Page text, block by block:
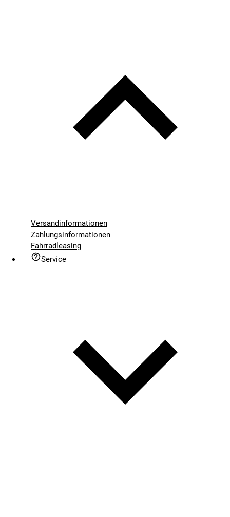
Versandinformationen
Zahlungsinformationen
Fahrradleasing
Service